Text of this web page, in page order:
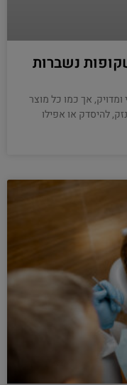
נשברות
ומדויק, אך כמו כל מוצר
להיסדק או אפילו